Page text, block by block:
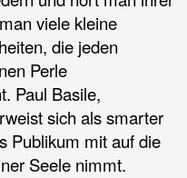
viele kleine
die jeden
Perle
Paul Basile,
sich als smarter
Publikum mit auf die
Seele nimmt.